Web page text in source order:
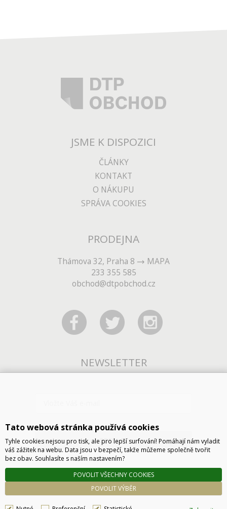
JSME K DISPOZICI
ČLÁNKY
KONTAKT
O NÁKUPU
SPRÁVA COOKIES
PRODEJNA
Thámova 32, Praha 8
MAPA
233 355 585
obchod@dtpobchod.cz
NEWSLETTER
ODESLAT
Tato webová stránka používá cookies
Tyhle cookies nejsou pro tisk, ale pro lepší surfování! Pomáhají nám vyladit
váš zážitek na webu. Data jsou v bezpečí, takže můžeme společně tvořit
bez obav. Souhlasíte s naším nastavením?
POVOLIT VÝBĚR
POVOLIT VŠECHNY COOKIES